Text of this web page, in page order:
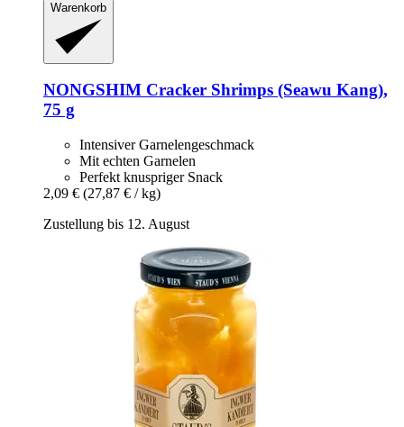
Warenkorb
NONGSHIM Cracker Shrimps (Seawu Kang),
75 g
Intensiver Garnelengeschmack
Mit echten Garnelen
Perfekt knuspriger Snack
2,09 € (27,87 € / kg)
Zustellung bis 12. August